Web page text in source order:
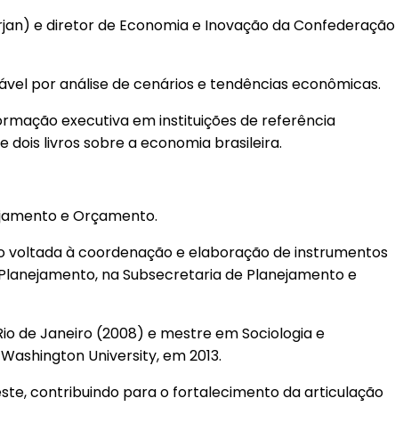
e diretor de Economia e Inovação da Confederação
por análise de cenários e tendências econômicas.
executiva em instituições de referência
dois livros sobre a economia brasileira.
e Orçamento.
voltada à coordenação e elaboração de instrumentos
na Subsecretaria de Planejamento e
de Janeiro (2008) e mestre em Sociologia e
University, em 2013.
contribuindo para o fortalecimento da articulação